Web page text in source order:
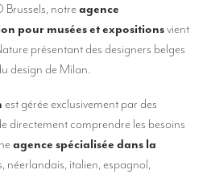
(en ligne)
multilingue
notre agence
pour musées et expositionsvient
présentant des designers belges
design de Milan.
est gérée exclusivement par des
directement comprendre les besoins
agence spécialisée dans la
néerlandais, italien, espagnol,